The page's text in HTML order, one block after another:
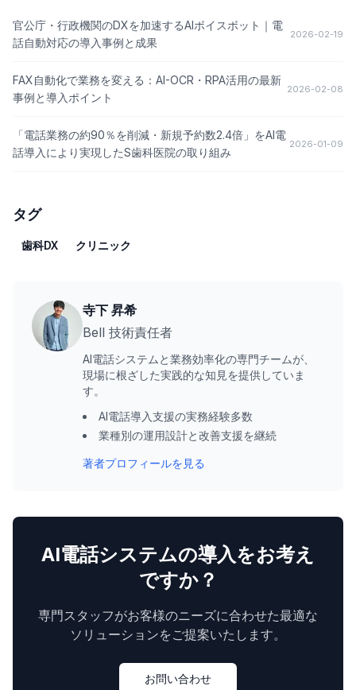
官公庁・行政機関のDXを加速するAIボイスボット｜電
話自動対応の導入事例と成果
2026-02-19
FAX自動化で業務を変える：AI-OCR・RPA活用の最新
事例と導入ポイント
2026-02-08
「電話業務の約90％を削減・新規予約数2.4倍」をAI電
話導入により実現したS歯科医院の取り組み
2026-01-09
タグ
歯科DX クリニック
寺下 昇希
Bell 技術責任者
AI電話システムと業務効率化の専門チームが、
現場に根ざした実践的な知見を提供していま
す。
AI電話導入支援の実務経験多数
業種別の運用設計と改善支援を継続
著者プロフィールを見る
AI電話システムの導入をお考え
ですか？
専門スタッフがお客様のニーズに合わせた最適な
ソリューションをご提案いたします。
お問い合わせ